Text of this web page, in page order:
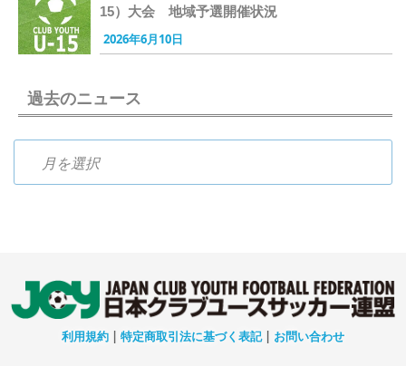
15）大会 地域予選開催状況
2026年6月10日
過去のニュース
利用規約 特定商取引法に基づく表記| お問い合わせ